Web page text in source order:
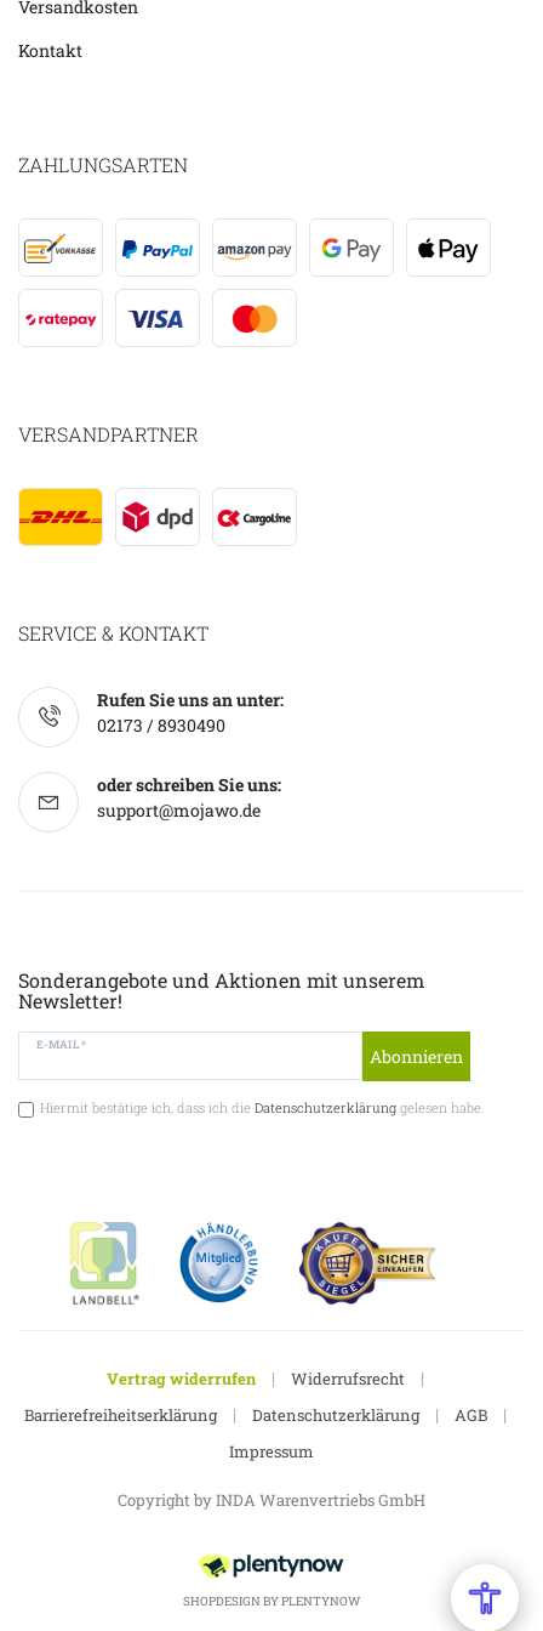
Versandkosten
Kontakt
ZAHLUNGSARTEN
VERSANDPARTNER
SERVICE & KONTAKT
Rufen Sie uns an unter:
02173 / 8930490
oder schreiben Sie uns:
support@mojawo.de
Sonderangebote und Aktionen mit unserem
Newsletter!
E-MAIL *
Abonnieren
Hiermit bestätige ich, dass ich die Datenschutzerklärunggelesen habe.
Vertrag widerrufen | Widerrufsrecht |
Barrierefreiheitserklärung | Datenschutzerklärung | AGB |
Impressum
Copyright by INDA Warenvertriebs GmbH
SHOPDESIGN BYPLENTYNOW